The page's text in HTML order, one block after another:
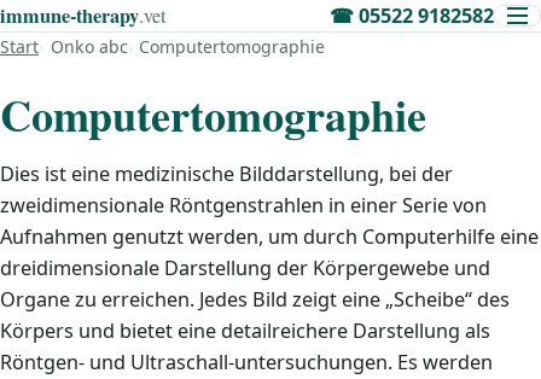
immune‑therapy.vet ☎05522 9182582
Start Onko abc Computertomographie
Computertomographie
Dies ist eine medizinische Bilddarstellung, bei der
zweidimensionale Röntgenstrahlen in einer Serie von
Aufnahmen genutzt werden, um durch Computerhilfe eine
dreidimensionale Darstellung der Körpergewebe und
Organe zu erreichen. Jedes Bild zeigt eine „Scheibe“ des
Körpers und bietet eine detailreichere Darstellung als
Röntgen- und Ultraschall-untersuchungen. Es werden